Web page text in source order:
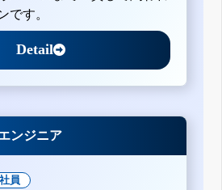
です。
Detail
ンジニア
員